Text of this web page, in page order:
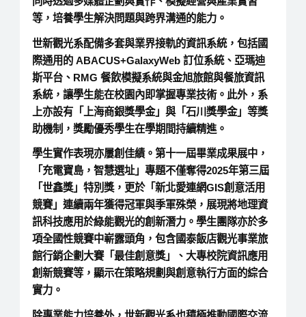
等，培養學生解決問題與跨界溝通的能力。
世新觀光系配備多套與業界接軌的資訊系統，包括國
際通用的 ABACUS+GalaxyWeb 訂位系統、亞瑪迪
斯平台、RMG 餐飲模擬系統與金旭旅館與餐旅資訊
系統，讓學生能在校園內即掌握專業技術。此外，系
上亦設有「上海商銀獎學金」與「石川獎學金」等獎
助機制，獎勵優秀學生在學期間持續精進。
學生實作表現亦屢創佳績。第十一屆畢業成果展中，
「充電寶島，智慧選址」專題不僅奪得2025年第三屆
「世鑫獎」特別獎，更於「新北愛連網GIS創意活用
競賽」連續兩年獲得冠軍與季軍殊榮，展現將地理資
訊科技應用於綠能觀光的創新潛力。學生團隊亦於多
項全國性競賽中嶄露頭角，包含國泰飯店觀光事業旅
館行銷企劃大賽「最佳創意獎」、大專校院資訊應用
創新競賽等，顯示在策略規劃與創意執行方面的綜合
實力。